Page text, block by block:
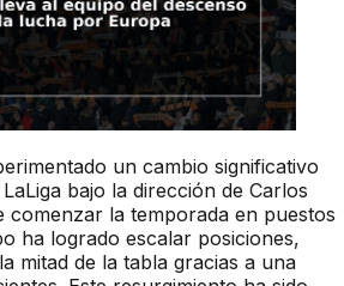
un cambio significativo
bajo la dirección de Carlos
comenzar la temporada en puestos
ha logrado escalar posiciones,
mitad de la tabla gracias a una